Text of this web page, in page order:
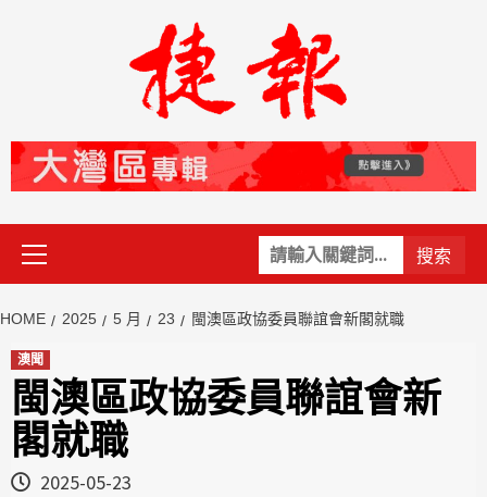
關
鍵
Primary
Menu
HOME 2025 5 月 23 閩澳區政協委員聯誼會新閣就職
澳聞
閩澳區政協委員聯誼會新
閣就職
2025-05-23